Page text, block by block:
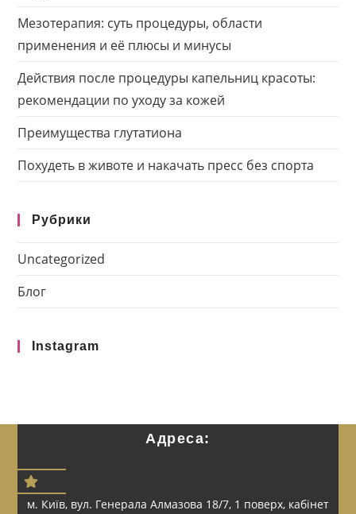
Мезотерапия: суть процедуры, области
применения и её плюсы и минусы
Действия после процедуры капельниц красоты:
рекомендации по уходу за кожей
Преимущества глутатиона
Похудеть в животе и накачать пресс без спорта
Рубрики
Uncategorized
Блог
Instagram
Адреса:
м. Київ, вул. Генерала Алмазова 18/7, 1 поверх, кабінет